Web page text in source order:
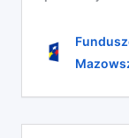
integracji w
IP-